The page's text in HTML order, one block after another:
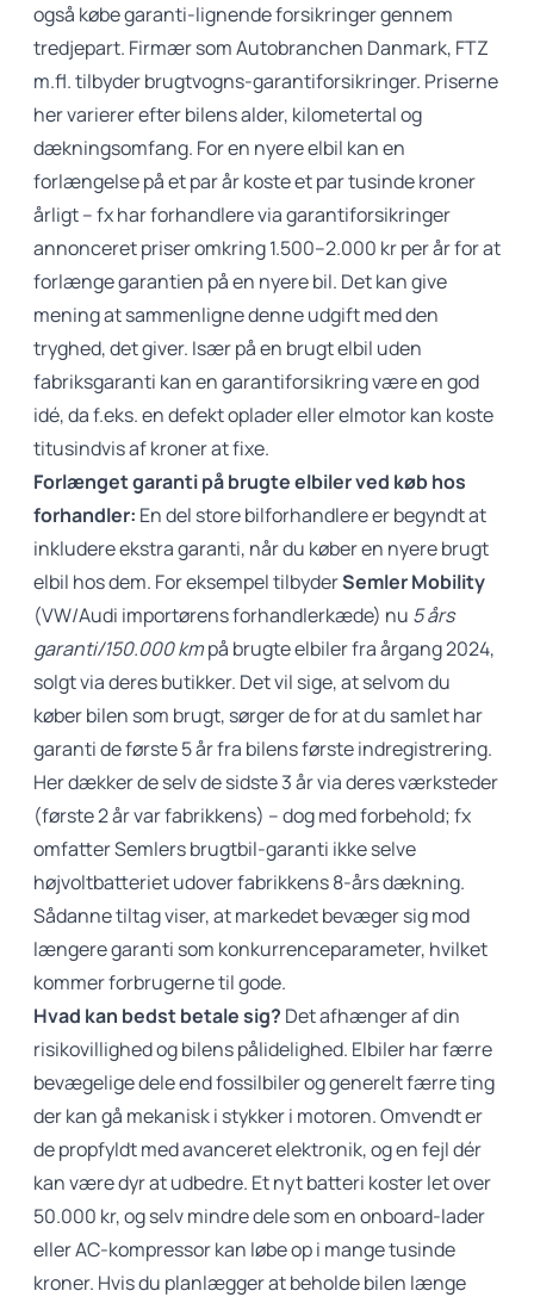
også købe garanti-lignende forsikringer gennem
tredjepart. Firmær som Autobranchen Danmark, FTZ
m.fl. tilbyder brugtvogns-garantiforsikringer. Priserne
her varierer efter bilens alder, kilometertal og
dækningsomfang. For en nyere elbil kan en
forlængelse på et par år koste et par tusinde kroner
årligt – fx har forhandlere via garantiforsikringer
annonceret priser omkring 1.500–2.000 kr per år for at
forlænge garantien på en nyere bil. Det kan give
mening at sammenligne denne udgift med den
tryghed, det giver. Især på en brugt elbil uden
fabriksgaranti kan en garantiforsikring være en god
idé, da f.eks. en defekt oplader eller elmotor kan koste
titusindvis af kroner at fixe.
Forlænget garanti på brugte elbiler ved køb hos
forhandler: En del store bilforhandlere er begyndt at
inkludere ekstra garanti, når du køber en nyere brugt
elbil hos dem. For eksempel tilbyderSemler Mobility
(VW/Audi importørens forhandlerkæde) nu 5 års
garanti/150.000 kmpå brugte elbiler fra årgang 2024,
solgt via deres butikker. Det vil sige, at selvom du
køber bilen som brugt, sørger de for at du samlet har
garanti de første 5 år fra bilens første indregistrering.
Her dækker de selv de sidste 3 år via deres værksteder
(første 2 år var fabrikkens) – dog med forbehold; fx
omfatter Semlers brugtbil-garanti ikke selve
højvoltbatteriet udover fabrikkens 8-års dækning.
Sådanne tiltag viser, at markedet bevæger sig mod
længere garanti som konkurrenceparameter, hvilket
kommer forbrugerne til gode.
Hvad kan bedst betale sig? Det afhænger af din
risikovillighed og bilens pålidelighed. Elbiler har færre
bevægelige dele end fossilbiler og generelt færre ting
der kan gå mekanisk i stykker i motoren. Omvendt er
de propfyldt med avanceret elektronik, og en fejl dér
kan være dyr at udbedre. Et nyt batteri koster let over
50.000 kr, og selv mindre dele som en onboard-lader
eller AC-kompressor kan løbe op i mange tusinde
kroner. Hvis du planlægger at beholde bilen længe